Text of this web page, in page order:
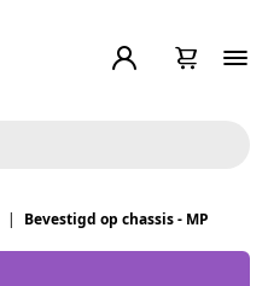
Bevestigd op chassis - MP